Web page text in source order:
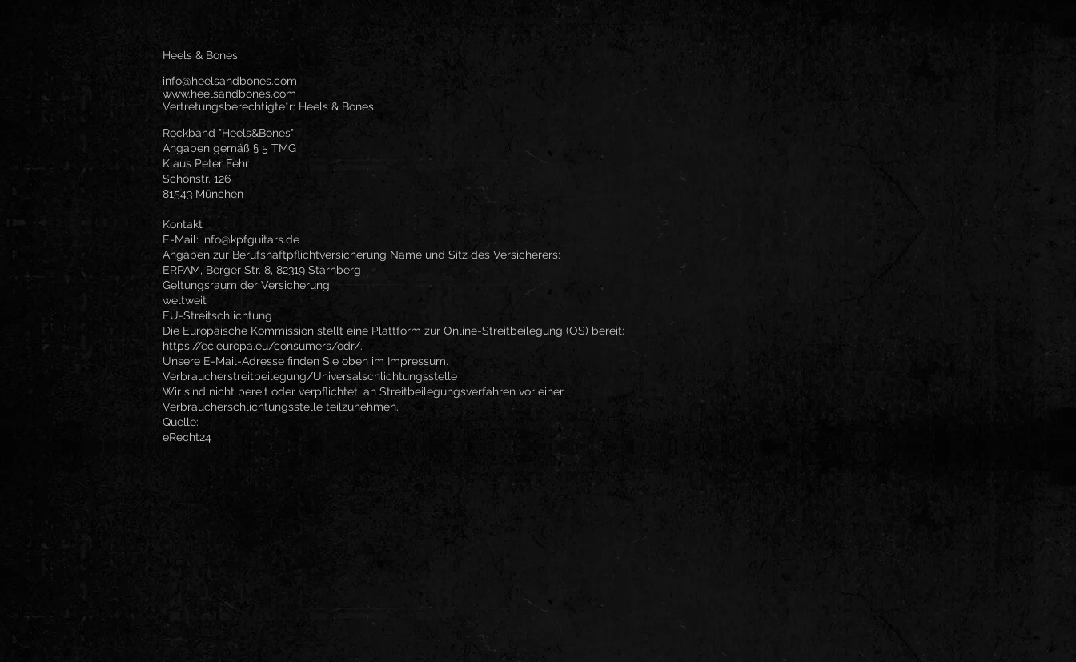
Heels & Bones
info@heelsandbones.com
www.heelsandbones.com
Vertretungsberechtigte*r: Heels & Bones
Rockband "Heels&Bones"
Angaben gemäß § 5 TMG
Klaus Peter Fehr
Schönstr. 126
81543 München
Kontakt
E-Mail: info@kpfguitars.de
Angaben zur Berufshaftpflichtversicherung Name und Sitz des Versicherers:
ERPAM, Berger Str. 8, 82319 Starnberg
Geltungsraum der Versicherung:
weltweit
EU-Streitschlichtung
Die Europäische Kommission stellt eine Plattform zur Online-Streitbeilegung (OS) bereit:
https://ec.europa.eu/consumers/odr/.
Unsere E-Mail-Adresse finden Sie oben im Impressum.
Verbraucherstreitbeilegung/Universalschlichtungsstelle
Wir sind nicht bereit oder verpflichtet, an Streitbeilegungsverfahren vor einer
Verbraucherschlichtungsstelle teilzunehmen.
Quelle:
eRecht24